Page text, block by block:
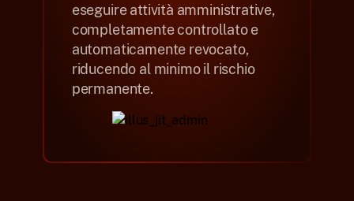
eseguire attività amministrative,
completamente controllato e
automaticamente revocato,
riducendo al minimo il rischio
permanente.